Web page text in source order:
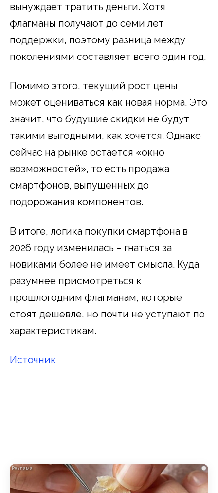
вынуждает тратить деньги. Хотя
флагманы получают до семи лет
поддержки, поэтому разница между
поколениями составляет всего один год.
Помимо этого, текущий рост цены
может оцениваться как новая норма. Это
значит, что будущие скидки не будут
такими выгодными, как хочется. Однако
сейчас на рынке остается «окно
возможностей», то есть продажа
смартфонов, выпущенных до
подорожания компонентов.
В итоге, логика покупки смартфона в
2026 году изменилась – гнаться за
новиками более не имеет смысла. Куда
разумнее присмотреться к
прошлогодним флагманам, которые
стоят дешевле, но почти не уступают по
характеристикам.
Источник
i